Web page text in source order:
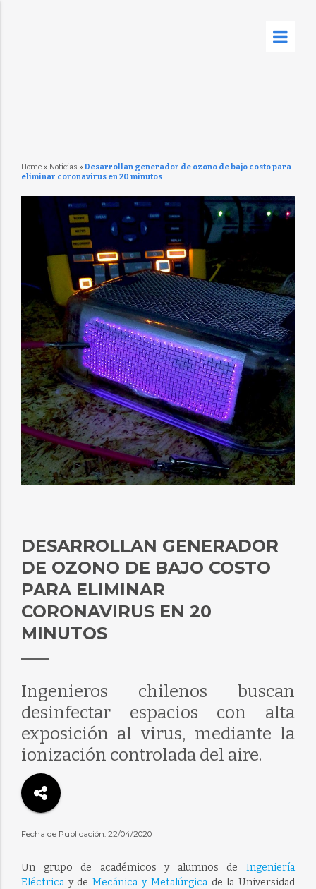
Home » Noticias » Desarrollan generador de ozono de bajo costo para
eliminar coronavirus en 20 minutos
DESARROLLAN GENERADOR
DE OZONO DE BAJO COSTO
PARA ELIMINAR
CORONAVIRUS EN 20
MINUTOS
Ingenieros chilenos buscan
desinfectar espacios con alta
exposición al virus, mediante la
ionización controlada del aire.
Fecha de Publicación: 22/04/2020
Un grupo de académicos y alumnos deIngeniería
Eléctricay deMecánica y Metalúrgicade la Universidad